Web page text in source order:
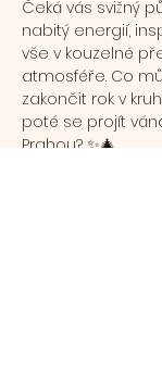
Čeká vás svižný
nabitý energií,
vše v kouzelné
atmosféře. Co
zakončit rok v
poté se projít
Prahou? ✨🎄